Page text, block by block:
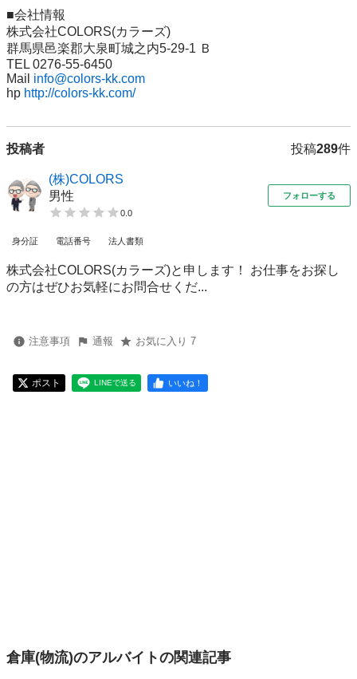
■会社情報
株式会社COLORS(カラーズ)
群馬県邑楽郡大泉町城之内5-29-1 Ｂ
TEL 0276-55-6450
Mail info@colors-kk.com
hp http://colors-kk.com/
投稿者 投稿289件
(株)COLORS
男性
0.0
フォローする
身分証 電話番号 法人書類
株式会社COLORS(カラーズ)と申します！ お仕事をお探し
の方はぜひお気軽にお問合せくだ...
注意事項 通報 お気に入り 7
ポスト LINEで送る いいね！
倉庫(物流)のアルバイトの関連記事